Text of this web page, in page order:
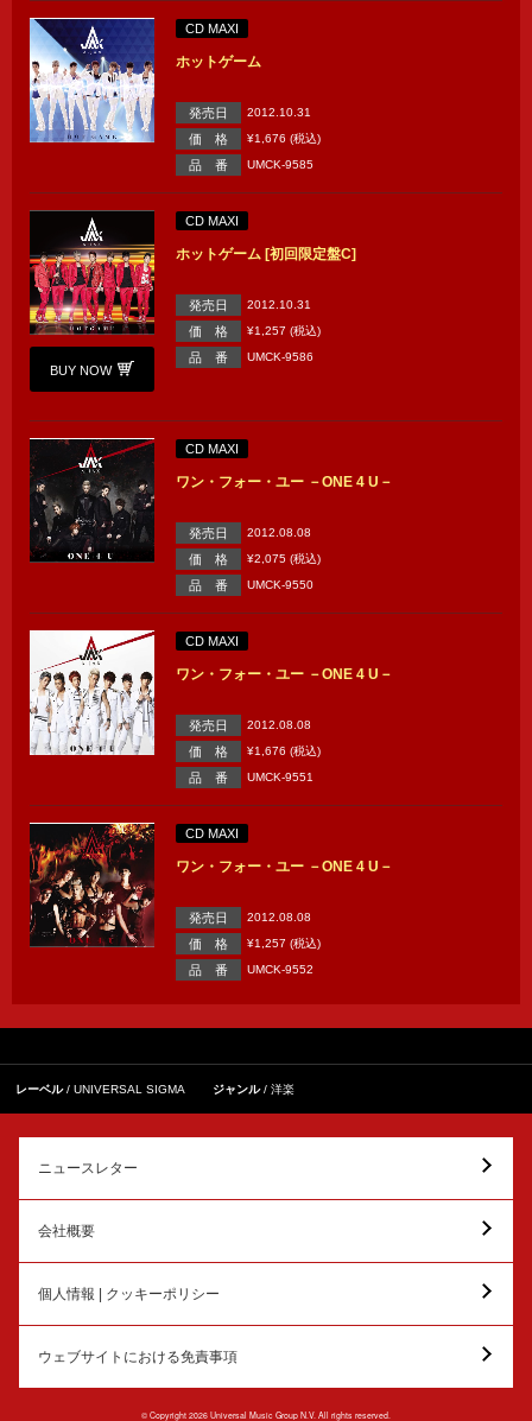
CD MAXI
ホットゲーム
発売日 2012.10.31
価 格 ¥1,676 (税込)
品 番 UMCK-9585
BUY NOW
CD MAXI
ホットゲーム [初回限定盤C]
発売日 2012.10.31
価 格 ¥1,257 (税込)
品 番 UMCK-9586
CD MAXI
ワン・フォー・ユー －ONE 4 U－
発売日 2012.08.08
価 格 ¥2,075 (税込)
品 番 UMCK-9550
CD MAXI
ワン・フォー・ユー －ONE 4 U－
発売日 2012.08.08
価 格 ¥1,676 (税込)
品 番 UMCK-9551
CD MAXI
ワン・フォー・ユー －ONE 4 U－
発売日 2012.08.08
価 格 ¥1,257 (税込)
品 番 UMCK-9552
レーベル UNIVERSAL SIGMA ジャンル 洋楽
ニュースレター
会社概要
個人情報 | クッキーポリシー
ウェブサイトにおける免責事項
© Copyright 2026 Universal Music Group N.V. All rights reserved.